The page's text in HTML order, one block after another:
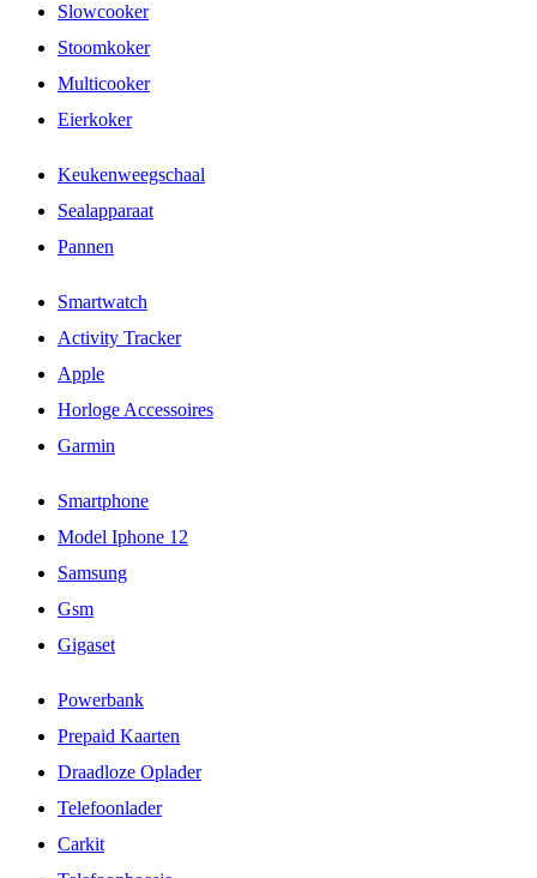
Slowcooker
Stoomkoker
Multicooker
Eierkoker
Keukenweegschaal
Sealapparaat
Pannen
Smartwatch
Activity Tracker
Apple
Horloge Accessoires
Garmin
Smartphone
Model Iphone 12
Samsung
Gsm
Gigaset
Powerbank
Prepaid Kaarten
Draadloze Oplader
Telefoonlader
Carkit